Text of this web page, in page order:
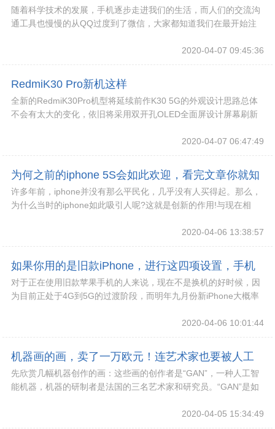
安全？
随着科学技术的发展，手机逐步走进我们的生活，而人们的交流沟
通工具也慢慢的从QQ过度到了微信，大家都知道我们在最开始注
2020-04-07 09:45:36
RedmiK30 Pro新机这样
全新的RedmiK30Pro机型将延续前作K30 5G的外观设计思路总体
不会有太大的变化，依旧将采用双开孔OLED全面屏设计屏幕刷新
2020-04-07 06:47:49
为何之前的iphone 5S会如此欢迎，看完文章你就知
道
许多年前，iphone并没有那么平民化，几乎没有人买得起。那么，
为什么当时的iphone如此吸引人呢?这就是创新的作用!与现在相
2020-04-06 13:38:57
如果你用的是旧款iPhone，进行这四项设置，手机
寿命长一年
对于正在使用旧款苹果手机的人来说，现在不是换机的好时候，因
为目前正处于4G到5G的过渡阶段，而明年九月份新iPhone大概率
2020-04-06 10:01:44
机器画的画，卖了一万欧元！连艺术家也要被人工
智能替代了吗？
先欣赏几幅机器创作的画：这些画的创作者是“GAN”，一种人工智
能机器，机器的研制者是法国的三名艺术家和研究员。“GAN”是如
2020-04-05 15:34:49